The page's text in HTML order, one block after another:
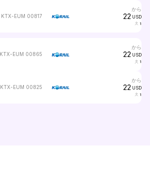
KTX-EUM 00817
から
22 USD
1
KTX-EUM 00865
から
22 USD
1
KTX-EUM 00825
から
22 USD
1